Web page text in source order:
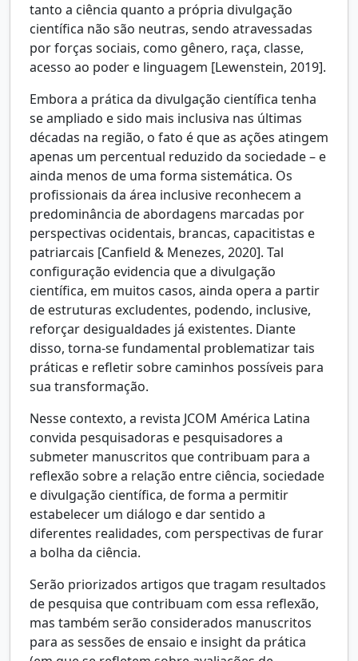
tanto a ciência quanto a própria divulgação
científica não são neutras, sendo atravessadas
por forças sociais, como gênero, raça, classe,
acesso ao poder e linguagem [Lewenstein, 2019].
Embora a prática da divulgação científica tenha
se ampliado e sido mais inclusiva nas últimas
décadas na região, o fato é que as ações atingem
apenas um percentual reduzido da sociedade – e
ainda menos de uma forma sistemática. Os
profissionais da área inclusive reconhecem a
predominância de abordagens marcadas por
perspectivas ocidentais, brancas, capacitistas e
patriarcais [Canfield & Menezes, 2020]. Tal
configuração evidencia que a divulgação
científica, em muitos casos, ainda opera a partir
de estruturas excludentes, podendo, inclusive,
reforçar desigualdades já existentes. Diante
disso, torna-se fundamental problematizar tais
práticas e refletir sobre caminhos possíveis para
sua transformação.
Nesse contexto, a revista JCOM América Latina
convida pesquisadoras e pesquisadores a
submeter manuscritos que contribuam para a
reflexão sobre a relação entre ciência, sociedade
e divulgação científica, de forma a permitir
estabelecer um diálogo e dar sentido a
diferentes realidades, com perspectivas de furar
a bolha da ciência.
Serão priorizados artigos que tragam resultados
de pesquisa que contribuam com essa reflexão,
mas também serão considerados manuscritos
para as sessões de ensaio e insight da prática